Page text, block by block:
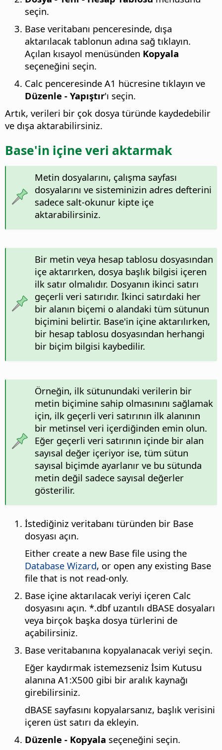
seçin.
Base veritabanı penceresinde, dışa
aktarılacak tablonun adına sağ tıklayın.
Açılan kısayol menüsünden Kopyala
seçeneğini seçin.
Calc penceresinde A1 hücresine tıklayın ve
Düzenle - Yapıştır'ı seçin.
Artık, verileri bir çok dosya türünde kaydedebilir
ve dışa aktarabilirsiniz.
Base'in içine veri aktarmak
Metin dosyalarını, çalışma sayfası
dosyalarını ve sisteminizin adres defterini
sadece salt-okunur kipte içe
aktarabilirsiniz.
Bir metin veya hesap tablosu dosyasından
içe aktarırken, dosya başlık bilgisi içeren
ilk satır olmalıdır. Dosyanın ikinci satırı
geçerli veri satırıdır. İkinci satırdaki her
bir alanın biçemi o alandaki tüm sütunun
biçimini belirtir. Base'in içine aktarılırken,
bir hesap tablosu dosyasından herhangi
bir biçim bilgisi kaybedilir.
Örneğin, ilk sütunundaki verilerin bir
metin biçimine sahip olmasınını sağlamak
için, ilk geçerli veri satırının ilk alanının
bir metinsel veri içerdiğinden emin olun.
Eğer geçerli veri satırının içinde bir alan
sayısal değer içeriyor ise, tüm sütun
sayısal biçimde ayarlanır ve bu sütunda
metin değil sadece sayısal değerler
gösterilir.
İstediğiniz veritabanı türünden bir Base
dosyası açın.
Either create a new Base file using the
Database Wizard, or open any existing Base
file that is not read-only.
Base içine aktarılacak veriyi içeren Calc
dosyasını açın. *.dbf uzantılı dBASE dosyaları
veya birçok başka dosya türlerini de
açabilirsiniz.
Base veritabanına kopyalanacak veriyi seçin.
Eğer kaydırmak istemezseniz İsim Kutusu
alanına A1:X500 gibi bir aralık kaynağı
girebilirsiniz.
dBASE sayfasını kopyalarsanız, başlık verisini
içeren üst satırı da ekleyin.
Düzenle - Kopyala seçeneğini seçin.